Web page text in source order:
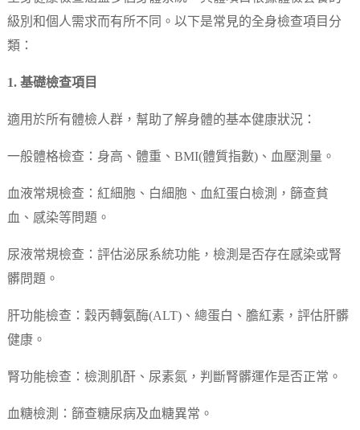
級別和個人需求而有所不同。以下是常見的全身檢查項目分
類：
1. 基礎檢查項目
適用於所有體檢人群，幫助了解身體的基本健康狀況：
一般體格檢查：身高、體重、BMI(體質指數)、血壓測量。
血液常規檢查：紅細胞、白細胞、血紅蛋白檢測，篩查貧
血、感染等問題。
尿液常規檢查：評估泌尿系統功能，檢測是否存在感染或腎
髒問題。
肝功能檢查：穀丙轉氨酶(ALT)、總蛋白、膽紅素，評估肝髒
健康。
腎功能檢查：檢測肌酐、尿素氮，判斷腎髒運作是否正常。
血糖檢測：篩查糖尿病及血糖異常。